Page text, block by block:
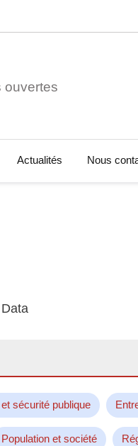
ouvertes
Actualités Nous
sécurité publique
Population et société